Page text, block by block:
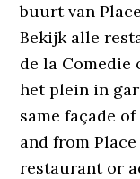
buurt van
Bekijk alle
de la Comedie
het plein in
same façade
and from
restaurant or